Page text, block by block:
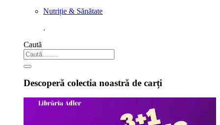
Nutriție & Sănătate
.
Caută
Descoperă colectia noastră de carți